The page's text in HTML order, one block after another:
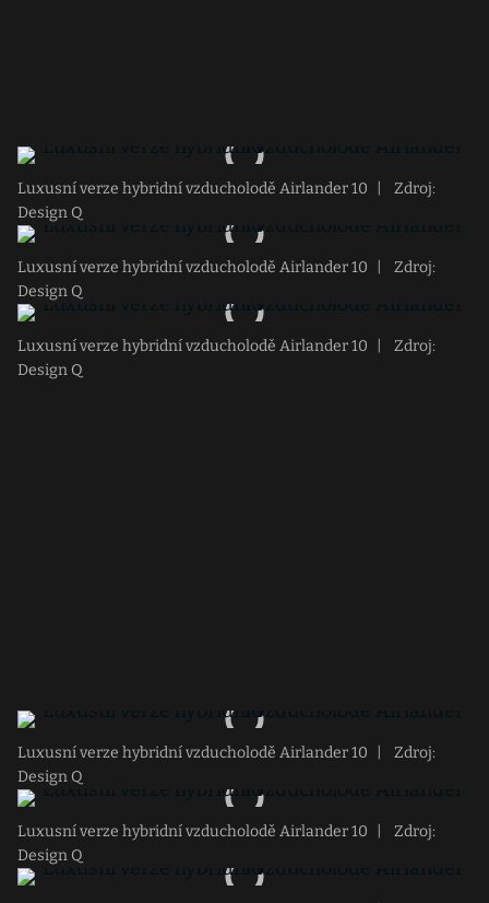
Luxusní verze hybridní vzducholodě Airlander 10
Zdroj:
Design Q
Luxusní verze hybridní vzducholodě Airlander 10
Zdroj:
Design Q
Luxusní verze hybridní vzducholodě Airlander 10
Zdroj:
Design Q
Luxusní verze hybridní vzducholodě Airlander 10
Zdroj:
Design Q
Luxusní verze hybridní vzducholodě Airlander 10
Zdroj:
Design Q